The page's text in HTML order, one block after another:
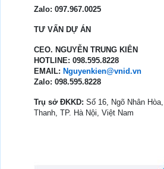
Zalo: 097.967.0025
TƯ VẤN DỰ ÁN
CEO. NGUYỄN TRUNG KIÊN
HOTLINE: 098.595.8228
EMAIL: Nguyenkien@vnid.vn
Zalo: 098.595.8228
Trụ sở ĐKKD: Số 16, Ngõ Nhân
Thanh, TP. Hà Nội, Việt Nam